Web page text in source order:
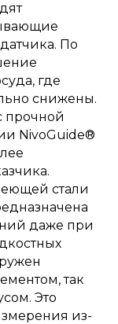
По
где
снижены.
прочной
NivoGuide®
стали
даже при
так
Это
из-